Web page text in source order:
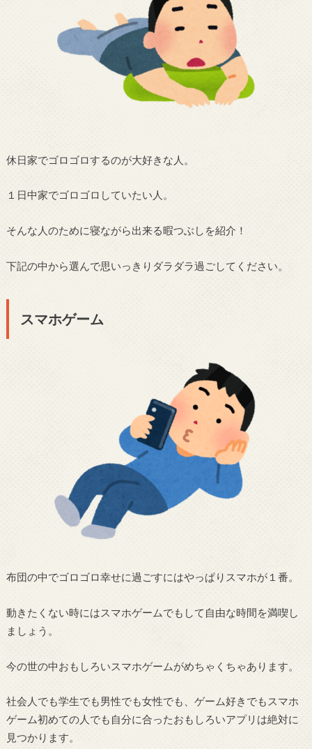
休日家でゴロゴロするのが大好きな人。
１日中家でゴロゴロしていたい人。
そんな人のために寝ながら出来る暇つぶしを紹介！
下記の中から選んで思いっきりダラダラ過ごしてください。
スマホゲーム
布団の中でゴロゴロ幸せに過ごすにはやっぱりスマホが１番。
動きたくない時にはスマホゲームでもして自由な時間を満喫し
ましょう。
今の世の中おもしろいスマホゲームがめちゃくちゃあります。
社会人でも学生でも男性でも女性でも、ゲーム好きでもスマホ
ゲーム初めての人でも自分に合ったおもしろいアプリは絶対に
見つかります。